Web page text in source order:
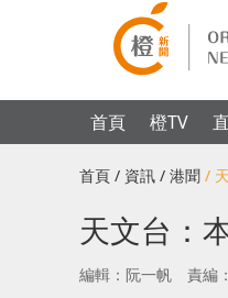
首頁 橙TV
首頁 / 資訊 / 港聞 /
天文台：
編輯：阮一帆 責編